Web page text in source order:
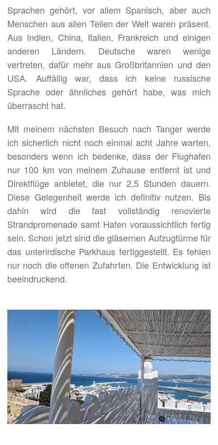
Sprachen gehört, vor allem Spanisch, aber auch
Menschen aus allen Teilen der Welt waren präsent.
Aus Indien, China, Italien, Frankreich und einigen
anderen Ländern. Deutsche waren wenige
vertreten, dafür mehr aus Großbritannien und den
USA. Auffällig war, dass ich keine russische
Sprache oder ähnliches gehört habe, was mich
überrascht hat.
Mit meinem nächsten Besuch nach Tanger werde
ich sicherlich nicht noch einmal acht Jahre warten,
besonders wenn ich bedenke, dass der Flughafen
nur 100 km von meinem Zuhause entfernt ist und
Direktflüge anbietet, die nur 2,5 Stunden dauern.
Diese Gelegenheit werde ich definitiv nutzen. Bis
dahin wird die fast vollständig renovierte
Strandpromenade samt Hafen voraussichtlich fertig
sein. Schon jetzt sind die gläsernen Aufzugtürme für
das unterirdische Parkhaus fertiggestellt. Es fehlen
nur noch die offenen Zufahrten. Die Entwicklung ist
beeindruckend.